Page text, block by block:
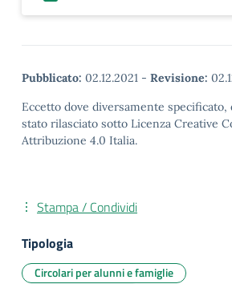
Pubblicato: 02.12.2021 - Revisione:
Eccetto dove diversamente specificato,
stato rilasciato sotto Licenza Creative
Attribuzione 4.0 Italia.
Stampa / Condividi
Tipologia
Circolari per alunni e famiglie